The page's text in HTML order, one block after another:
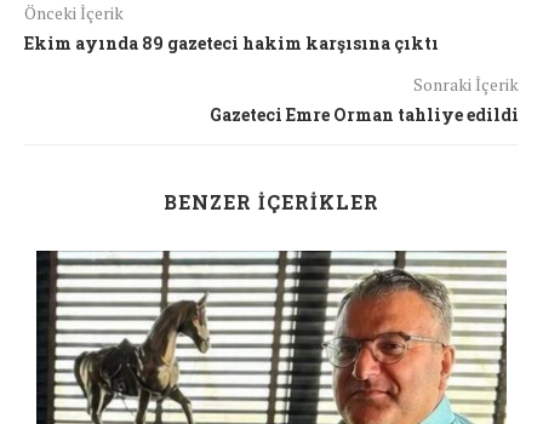
Önceki İçerik
Ekim ayında 89 gazeteci hakim karşısına çıktı
Sonraki İçerik
Gazeteci Emre Orman tahliye edildi
BENZER İÇERIKLER